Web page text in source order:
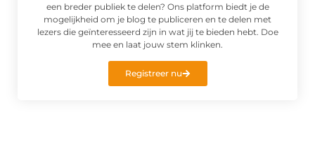
een breder publiek te delen? Ons platform biedt je de
mogelijkheid om je blog te publiceren en te delen met
lezers die geïnteresseerd zijn in wat jij te bieden hebt. Doe
mee en laat jouw stem klinken.
Registreer nu